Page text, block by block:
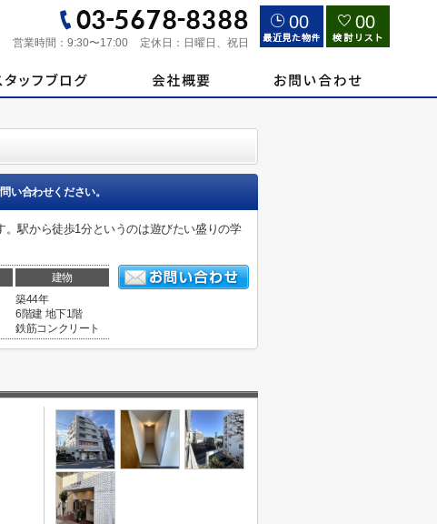
営業時間： 9:30〜17:00 定休日： 日曜日、祝日
00 00
い合わせください。
駅から徒歩1分というのは遊びたい盛りの学
建物
築44年
6階建 地下1階
鉄筋コンクリート